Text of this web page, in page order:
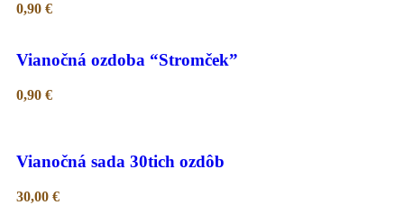
0,90 €
Vianočná ozdoba “Stromček”
0,90 €
Vianočná sada 30tich ozdôb
30,00 €